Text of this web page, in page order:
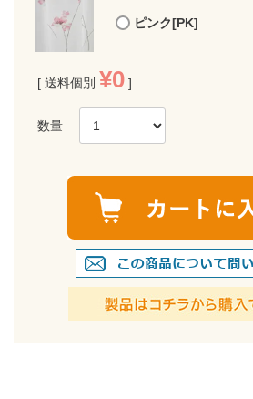
ピンク[PK]
送料個別 ¥0